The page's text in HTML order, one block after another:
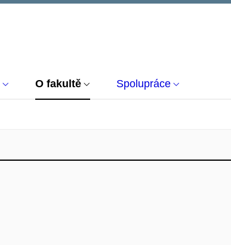
O fakultě Spolupráce